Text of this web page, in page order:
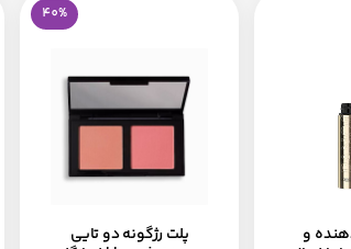
و
پلت رژگونه دو تایی
40%